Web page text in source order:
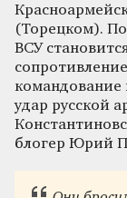
(Торецком).
ВСУ
командование
удар русской
блогер Юрий